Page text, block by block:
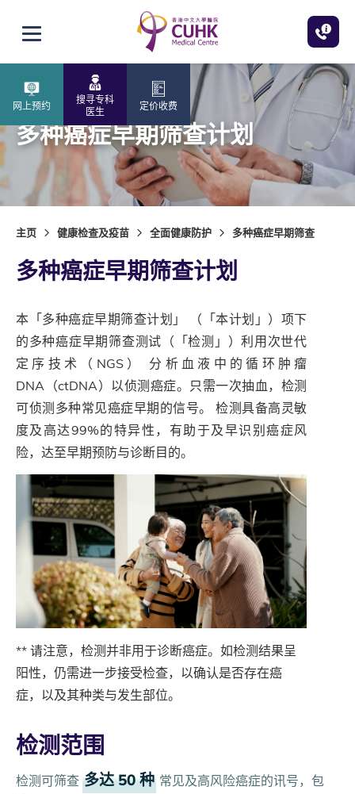
打开选单
网上预约
搜寻专科
医生
定价收费
多种癌症早期筛查计划
主页 健康检查及疫苗 全面健康防护 多种癌症早期筛查
多种癌症早期筛查计划
本「多种癌症早期筛查计划」 （「本计划」）项下
的多种癌症早期筛查测试（「检测」）利用次世代
定序技术（NGS） 分析血液中的循环肿瘤
DNA（ctDNA）以侦测癌症。只需一次抽血，检测
可侦测多种常见癌症早期的信号。 检测具备高灵敏
度及高达99%的特异性，有助于及早识别癌症风
险，达至早期预防与诊断目的。
** 请注意，检测并非用于诊断癌症。如检测结果呈
阳性，仍需进一步接受检查，以确认是否存在癌
症，以及其种类与发生部位。
检测范围
检测可筛查 多达 50 种 常见及高风险癌症的讯号，包